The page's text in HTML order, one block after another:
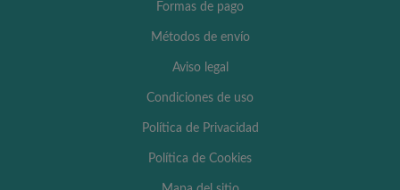
Formas de pago
Métodos de envío
Aviso legal
Condiciones de uso
Política de Privacidad
Política de Cookies